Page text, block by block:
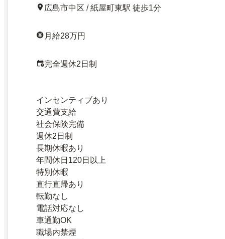
広島市中区 / 紙屋町東駅 徒歩1分
月給28万円
完全週休2日制
インセンティブあり
交通費支給
社会保険完備
週休2日制
長期休暇あり
年間休日120日以上
特別休暇
直行直帰あり
転勤なし
電話対応なし
車通勤OK
職場内禁煙